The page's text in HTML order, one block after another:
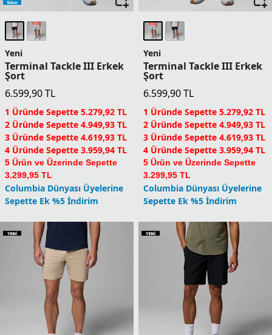
Yeni
Terminal Tackle III Erkek
Şort
6.599,90TL
2 Üründe Sepette 4.949,93 TL
3 Üründe Sepette 4.619,93 TL
4 Üründe Sepette 3.959,94 TL
5 Ürün ve Üzerinde Sepette
3.299,95 TL
Columbia Dünyası Üyelerine
Sepette Ek %5 İndirim
Yeni
Terminal Tackle III Erkek
Şort
6.599,90TL
2 Üründe Sepette 4.949,93 TL
3 Üründe Sepette 4.619,93 TL
4 Üründe Sepette 3.959,94 TL
5 Ürün ve Üzerinde Sepette
3.299,95 TL
Columbia Dünyası Üyelerine
Sepette Ek %5 İndirim